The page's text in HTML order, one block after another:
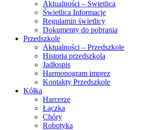
Aktualności – Świetlica
Świetlica Informacje
Regulamin świetlicy
Dokumenty do pobrania
Przedszkole
Aktualności – Przedszkole
Historia przedszkola
Jadłospis
Harmonogram imprez
Kontakty Przedszkole
Kółka
Harcerze
Łączka
Chóry
Robotyka